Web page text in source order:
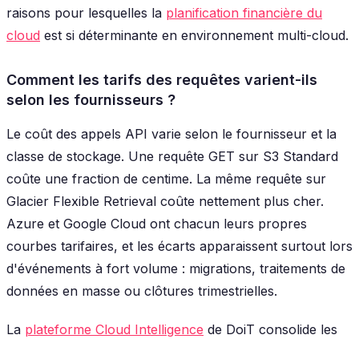
raisons pour lesquelles la planification financière du
cloud est si déterminante en environnement multi-cloud.
Comment les tarifs des requêtes varient-ils
selon les fournisseurs ?
Le coût des appels API varie selon le fournisseur et la
classe de stockage. Une requête GET sur S3 Standard
coûte une fraction de centime. La même requête sur
Glacier Flexible Retrieval coûte nettement plus cher.
Azure et Google Cloud ont chacun leurs propres
courbes tarifaires, et les écarts apparaissent surtout lors
d'événements à fort volume : migrations, traitements de
données en masse ou clôtures trimestrielles.
La plateforme Cloud Intelligence de DoiT consolide les